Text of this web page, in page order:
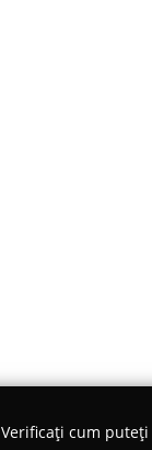
Verificați cum